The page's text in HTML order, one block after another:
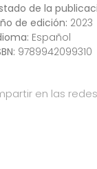
de la
de edición: 2023
Español
9789942099310
en las